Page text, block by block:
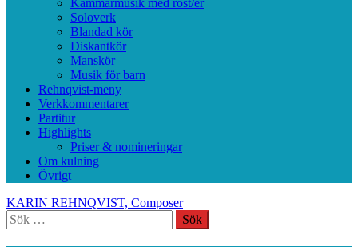
Kammarmusik med röst/er
Soloverk
Blandad kör
Diskantkör
Manskör
Musik för barn
Rehnqvist-meny
Verkkommentarer
Partitur
Highlights
Priser & nomineringar
Om kulning
Övrigt
KARIN REHNQVIST, Composer
Sök
efter: